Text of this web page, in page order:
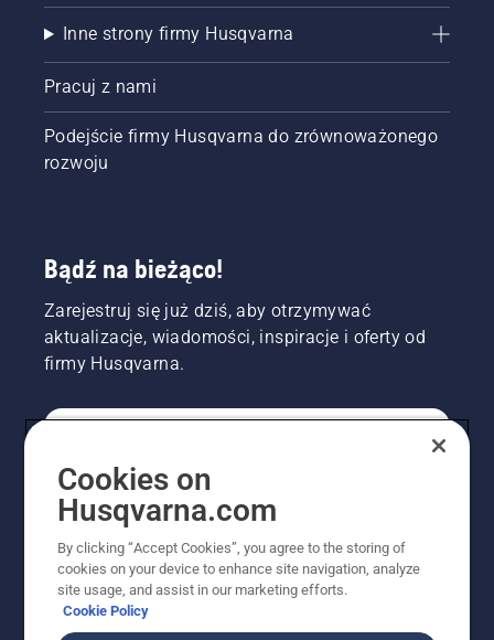
Inne strony firmy Husqvarna
Pracuj z nami
Podejście firmy Husqvarna do zrównoważonego
rozwoju
Bądź na bieżąco!
Zarejestruj się już dziś, aby otrzymywać
aktualizacje, wiadomości, inspiracje i oferty od
firmy Husqvarna.
PROFESJONALISTA
Cookies on
Husqvarna.com
By clicking “Accept Cookies”, you agree to the storing of
cookies on your device to enhance site navigation, analyze
site usage, and assist in our marketing efforts.
Cookie Policy